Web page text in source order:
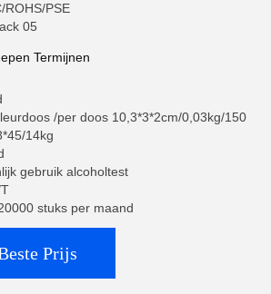
ROHS/PSE
05
Termijnen
/per doos 10,3*3*2cm/0,03kg/150
14kg
gebruik alcoholtest
stuks per maand
Prijs